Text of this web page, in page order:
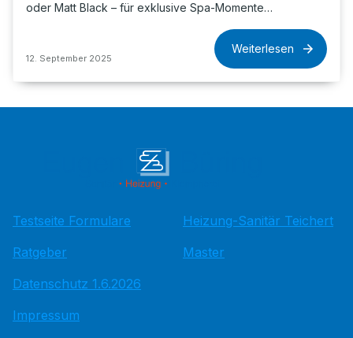
oder Matt Black – für exklusive Spa-Momente…
12. September 2025
Weiterlesen
Testseite Formulare
Ratgeber
Datenschutz 1.6.2026
Impressum
Heizung-Sanitär Teichert
Master